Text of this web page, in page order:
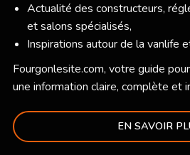
Actualité des constructeurs,
et salons spécialisés,
Inspirations autour de la vanlife
Fourgonlesite.com, votre guide
une information claire, complète et
EN SAVOIR